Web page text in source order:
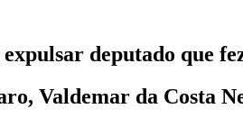
deputado que
Valdemar da Costa